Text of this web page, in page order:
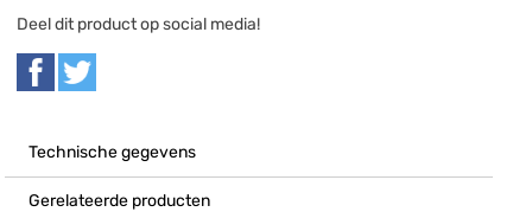
Deel dit product op social media!
Technische gegevens
Gerelateerde producten